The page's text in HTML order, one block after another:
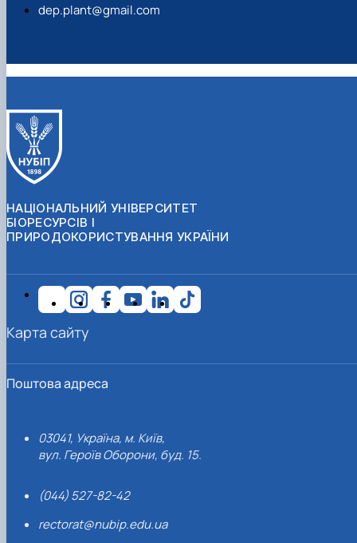
dep.plant@gmail.com
НАЦІОНАЛЬНИЙ УНІВЕРСИТЕТ
БІОРЕСУРСІВ І
ПРИРОДОКОРИСТУВАННЯ УКРАЇНИ
Поштова адреса
03041, Україна, м. Київ,
вул. Героїв Оборони, буд. 15.
(044) 527-82-42
rectorat@nubip.edu.ua
Карта сайту